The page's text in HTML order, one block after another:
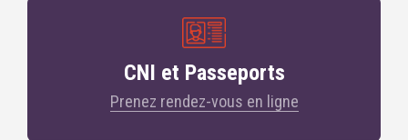
CNI et Passeports
Prenez rendez-vous en ligne